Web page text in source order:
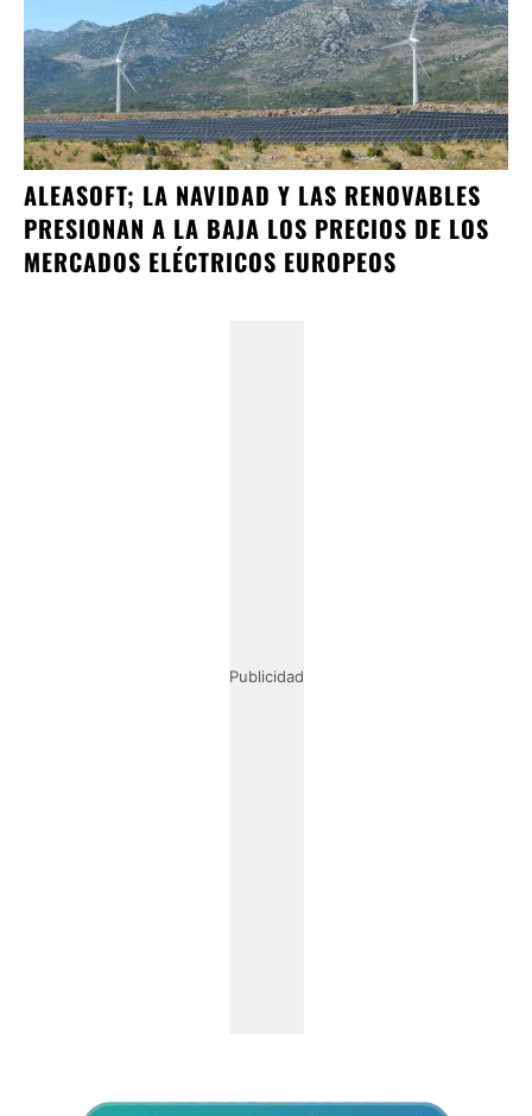
ALEASOFT; LA NAVIDAD Y LAS RENOVABLES
PRESIONAN A LA BAJA LOS PRECIOS DE LOS
MERCADOS ELÉCTRICOS EUROPEOS
Publicidad